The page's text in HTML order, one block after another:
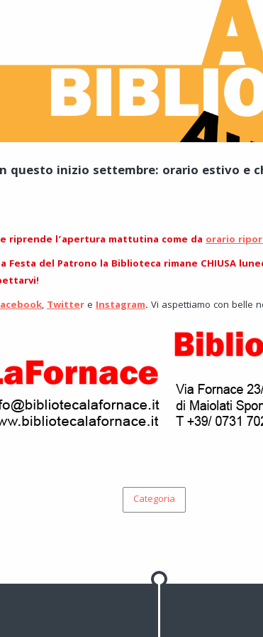
questo inizio settembre: orario estivo e
riprende l’apertura mattutina come da orario
Festa del Patrono la Biblioteca rimane CHIUSA
,Twitter e Instagram. Vi aspettiamo con belle
Categoria